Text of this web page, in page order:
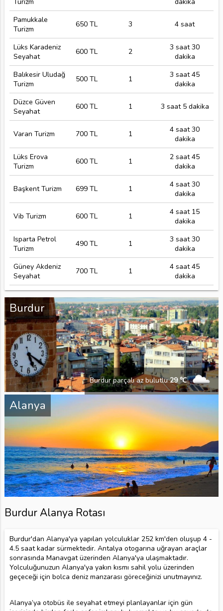
Pamukkale
Turizm
650 TL 3 4 saat
Lüks Karadeniz
Seyahat
600 TL 2
3 saat 30
dakika
Balıkesir Uludağ
Turizm
500 TL 1
3 saat 45
dakika
Düzce Güven
Seyahat
600 TL 1 3 saat 5 dakika
Varan Turizm 700 TL 1
4 saat 30
dakika
Lüks Erova
Turizm
600 TL 1
2 saat 45
dakika
Başkent Turizm 699 TL 1
4 saat 30
dakika
Vib Turizm 600 TL 1
4 saat 15
dakika
Isparta Petrol
Turizm
490 TL 1
3 saat 30
dakika
Güney Akdeniz
Seyahat
700 TL 1
4 saat 45
dakika
Burdur
Burdur parçalı az bulutlu29 ℃
Alanya
Burdur Alanya Rotası
Burdur'dan Alanya'ya yapılan yolculuklar 252 km'den oluşup 4 -
4.5 saat kadar sürmektedir. Antalya otogarına uğrayan araçlar
sonrasında Manavgat üzerinden Alanya'ya ulaşmaktadır.
Yolculuğunuzun Alanya'ya yakın kısmı sahil yolu üzerinden
geçeceği için bolca deniz manzarası göreceğinizi unutmayınız.
Alanya’ya otobüs ile seyahat etmeyi planlayanlar için gün